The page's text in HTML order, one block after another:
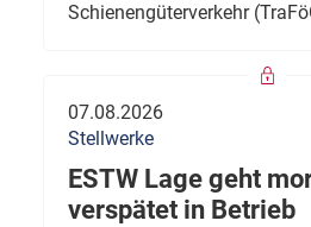
Schienengüterverkehr
07.08.2026
Stellwerke
ESTW Lage geht
verspätet in Betrieb